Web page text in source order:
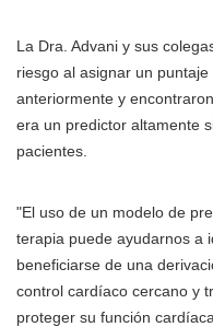
La Dra. Advani y sus
riesgo al asignar un
anteriormente y
era un predictor altamente
pacientes.
"El uso de un modelo de
terapia puede ayudarnos a
beneficiarse de una
control cardíaco cercano y
proteger su función